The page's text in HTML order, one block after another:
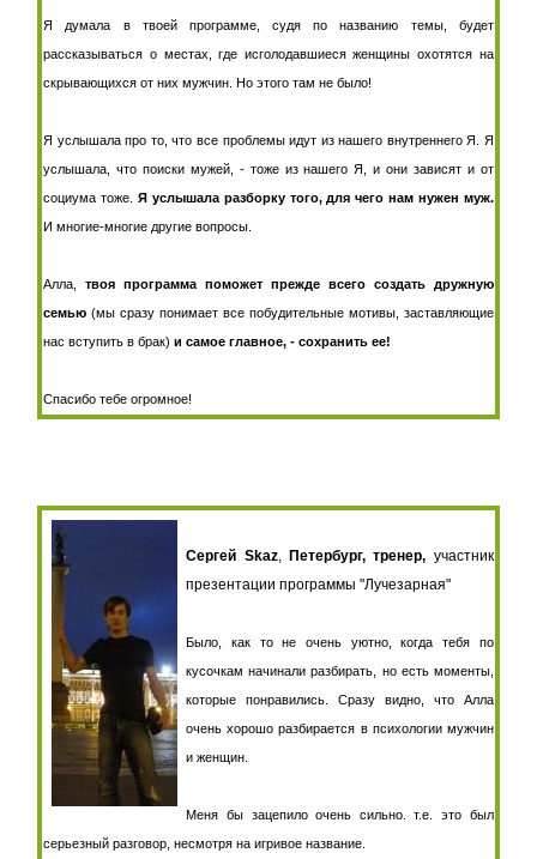
Я думала в твоей программе, судя по названию темы, будет
рассказываться о местах, где исголодавшиеся женщины охотятся на
скрывающихся от них мужчин. Но этого там не было!
Я услышала про то, что все проблемы идут из нашего внутреннего Я. Я
услышала, что поиски мужей, - тоже из нашего Я, и они зависят и от
социума тоже. Я услышала разборку того, для чего нам нужен муж.
И многие-многие другие вопросы.
Алла,твоя программа поможет прежде всего создать дружную
семью (мы сразу понимает все побудительные мотивы, заставляющие
нас вступить в брак)и самое главное, - сохранить ее!
Спасибо тебе огромное!
Сергей Skaz, Петербург, тренер, участник
презентации программы "Лучезарная"
Было, как то не очень уютно, когда тебя по
кусочкам начинали разбирать, но есть моменты,
которые понравились. Сразу видно, что Алла
очень хорошо разбирается в психологии мужчин
и женщин.
Меня бы зацепило очень сильно. т.е. это был
серьезный разговор, несмотря на игривое название.